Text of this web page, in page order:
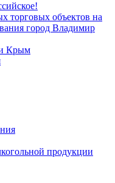
торговых объектов на
город Владимир
Крым
продукции